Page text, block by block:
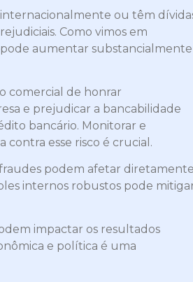
ou têm
Como vimos em
aumentar substancialmente
comercial de honrar
e prejudicar a bancabilidade
bancário. Monitorar e
esse risco é crucial.
podem afetar
internos robustos pode
impactar os resultados
e política é uma